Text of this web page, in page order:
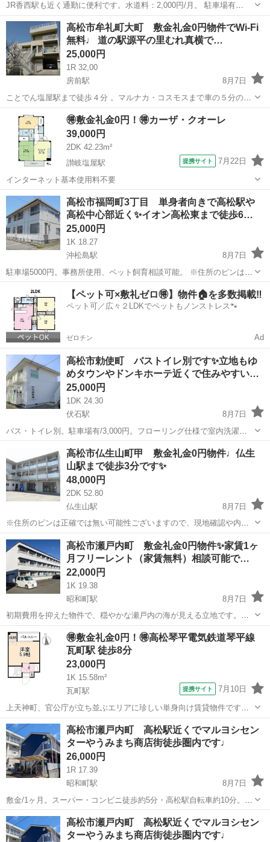
JR香西駅も近く通勤に便利です。水道料：2,000円/月。 駐車場有
4,000円/月。 ※住所のピンは正確では無い可能性ございますので、現
地確認や内見ご希望の際はご連絡下さい。 ※お部屋のクリーニング費
用は退去時...
香川 高松市 香西駅 アパート 無料
高松市牟礼町大町 敷金礼金0円物件でWi-Fi
無料♩ 道の駅源平の里むれ真横で…
25,000円
1R 32,00
房前駅
8月7日
ことでん塩屋駅まで徒歩４分 。マルナカ・コスモスまで車の５分の立
地です。 Wi-Fi無料。駐車場有 3,000円/月。水道料定額：3,000円/月。
※住所のピンは正確では無い可能性ございますので、現地確認や内見
ご希望の...
香川 房前駅 アパート 無料
🉐敷金礼金0円！🉐カーザ・クオーレ
39,000円
2DK 42.23m²
讃岐塩屋駅
提携サイト 7月22日
インターネット基本使用料不要
香川 丸亀市 讃岐塩屋駅 アパート
高松市福岡町3丁目 単身者向きで高松駅や
高松中心部近く✨イオン高松東まで徒歩6…
25,000円
1K 18.27
沖松島駅
8月7日
駐車場5000円。事務所使用、ペット飼育相談可能。 ※住所のピンは正
確では無い可能性ございますので、現地確認や内見ご希望の際はご連
絡下さい。 ※お部屋のクリーニング費用は退去時に定額クリーニング
費用として清算となります...
沖松島駅 アパート 徒歩
【ペット可×敷礼ゼロ🉐】物件🏠を多数掲載‼️
ペット可／広々２LDKでペットもノンストレス🐾
ゼロチン Ad
高松市勅使町 バストイレ別です✨立地もゆ
めタウンやドンキホーテ近くで住みやすい…
25,000円
1DK 24.30
伏石駅
8月7日
バス・トイレ別。駐車場有/3,000円。フローリング仕様で室内洗濯機
に置けます。 ※住所のピンは正確では無い可能性ございますので、現
地確認や内見ご希望の際はご連絡下さい。 ※お部屋のクリーニング費
用は退去時に定額クリ...
高松市 伏石駅 アパート 無料
高松市仏生山町甲 敷金礼金0円物件♩仏生
山駅まで徒歩3分です✨
48,000円
2DK 52.80
仏生山駅
8月7日
※住所のピンは正確では無い可能性ございますので、現地確認や内見
ご希望の際はご連絡下さい。 ※お部屋のクリーニング費用は退去時に
定額クリーニング費用として清算となります。 (お部屋の広さにより変
動ありますが、2DKで40...
香川 高松市 仏生山駅 アパート 物件
高松市瀬戸内町 敷金礼金0円物件✨家賃1ヶ
月フリーレント（家賃無料）相談可能で…
22,000円
1K 19.38
昭和町駅
8月7日
初期費用を抑えた物件で、穏やかな瀬戸内の海が見える立地です。イ
ンターネット使用料無料。駐車場有 3,000円/月。水道料：2,000円/
月。 ※住所のピンは正確では無い可能性ございますので、現地確認や
内見ご希望の際...
香川 高松市 昭和町駅 アパート 無料
🉐敷金礼金0円！🉐高松琴平電気鉄道琴平線
瓦町駅 徒歩8分
23,000円
1K 15.58m²
瓦町駅
提携サイト 7月10日
上天神町、官公庁が立ち並ぶエリアに珍しい単身向け賃貸物件です周
辺はお店も多い利便性の良い立地ですが、
香川 高松市 瓦町駅 アパート
高松市瀬戸内町 高松駅近くでマルヨシセン
ターやうみまち商店街徒歩圏内です♩
26,000円
1R 17.39
昭和町駅
8月7日
敷金/1ヶ月。スーパー・コンビニ徒歩約5分・高松駅自転車約10分。香
川大学自転車約5分。 ※住所のピンは正確では無い可能性ございます
ので、現地確認や内見ご希望の際はご連絡下さい。 ※お部屋のクリー
ニング費用は退去時...
香川 高松市 昭和町駅 アパート 物件
高松市瀬戸内町 高松駅近くでマルヨシセン
ターやうみまち商店街徒歩圏内です♩